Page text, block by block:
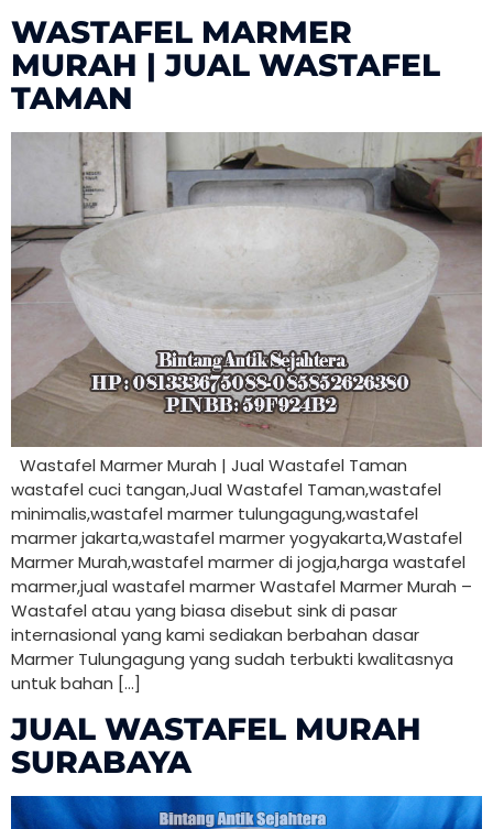
WASTAFEL MARMER
MURAH | JUAL WASTAFEL
TAMAN
Wastafel Marmer Murah | Jual Wastafel Taman
wastafel cuci tangan,Jual Wastafel Taman,wastafel
minimalis,wastafel marmer tulungagung,wastafel
marmer jakarta,wastafel marmer yogyakarta,Wastafel
Marmer Murah,wastafel marmer di jogja,harga wastafel
marmer,jual wastafel marmer Wastafel Marmer Murah –
Wastafel atau yang biasa disebut sink di pasar
internasional yang kami sediakan berbahan dasar
Marmer Tulungagung yang sudah terbukti kwalitasnya
untuk bahan […]
JUAL WASTAFEL MURAH
SURABAYA